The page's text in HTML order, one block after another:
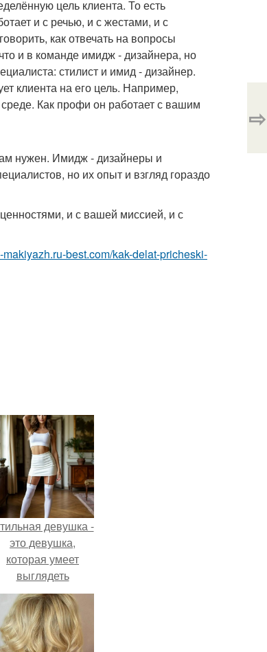
цель клиента. То есть
и с речью, и с жестами, и с
как отвечать на вопросы
и в команде имидж - дизайнера, но
стилист и имид - дизайнер.
клиента на его цель. Например,
Как профи он работает с вашим
нужен. Имидж - дизайнеры и
но их опыт и взгляд гораздо
и с вашей миссией, и с
best.com/kak-delat-pricheski-
⇨
девушка -
это девушка,
которая умеет
выглядеть
и
в любои
ситуации.